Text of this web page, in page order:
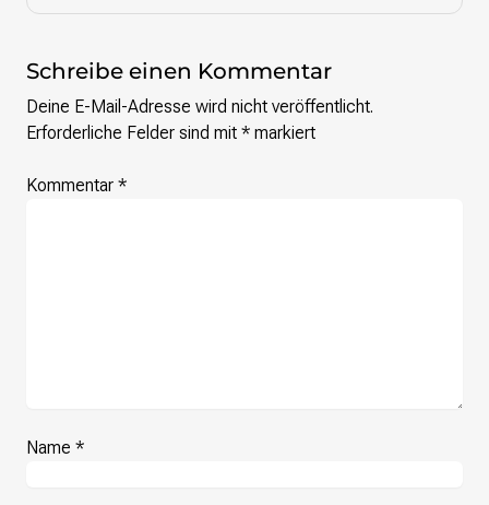
Schreibe einen Kommentar
Deine E-Mail-Adresse wird nicht veröffentlicht.
Erforderliche Felder sind mit * markiert
Kommentar *
Name *